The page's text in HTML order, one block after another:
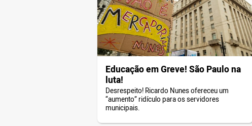
Educação em Greve! São Paulo na
luta!
Desrespeito! Ricardo Nunes ofereceu um
“aumento” ridículo para os servidores
municipais.